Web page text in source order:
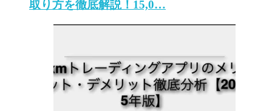
取り方を徹底解説！15,0…